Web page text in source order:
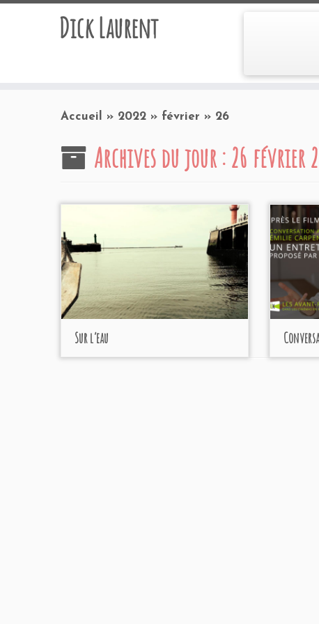
Dick Laurent
Accueil » 2022 » février » 26
Archives du jour :26 février
Sur l’eau